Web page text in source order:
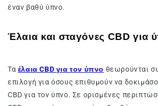
έναν βαθύ ύπνο.
Έλαια και σταγόνες CBD για
Τα έλαια CBD για τον ύπνο θεωρούνται
επιλογή για όσους επιθυμούν να
CBD για τον ύπνο. Σε ορισμένες